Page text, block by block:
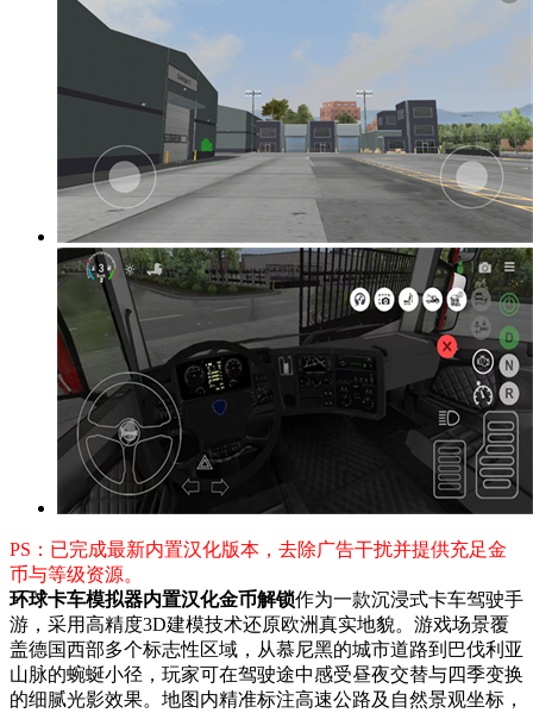
PS：已完成最新内置汉化版本，去除广告干扰并提供充足金
币与等级资源。
环球卡车模拟器内置汉化金币解锁作为一款沉浸式卡车驾驶手
游，采用高精度3D建模技术还原欧洲真实地貌。游戏场景覆
盖德国西部多个标志性区域，从慕尼黑的城市道路到巴伐利亚
山脉的蜿蜒小径，玩家可在驾驶途中感受昼夜交替与四季变换
的细腻光影效果。地图内精准标注高速公路及自然景观坐标，